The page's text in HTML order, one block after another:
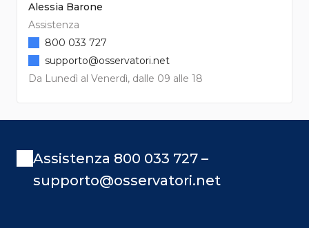
Alessia Barone
Assistenza
Da Lunedì al Venerdì, dalle 09 alle 18
800 033 727
supporto@osservatori.net
Assistenza 800 033 727 –
supporto@osservatori.net